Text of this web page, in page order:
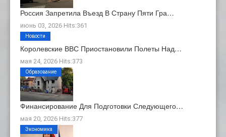
Россия Запретила Въезд В Страну Пяти Гра…
июнь 03, 2026 Hits:361
Королевские ВВС Приостановили Полеты Над…
мая 24, 2026 Hits:373
Новости
Финансирование Для Подготовки Следующего…
мая 20, 2026 Hits:377
Образование
Экономика